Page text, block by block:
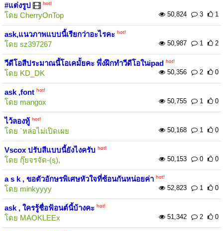
#แต่งรูป
hot!
โดย CherryOnTop 50,824 3 1
ask,แนวภาพแบบนี้เรียกว่าอะไรคะ hot!
โดย sz397267 50,987 1 2
วีดีโอสีประมาณนี้โอเคมั้ยคะ พึ่งฝึกทำวีดีโอในipad hot!
โดย KD_DK 50,356 2 0
ask ,font hot!
โดย mangox 50,755 1 0
ไว้ลองทู้ hot!
โดย `หล่อไม่เปิดเผย 50,168 1 0
Vscox​ ปรับสีแบบนี้ยังไงครับ hot!
โดย กุ๊ยจรจัด-(sฺ), 50,153 0 0
a s k , ขอตัวอักษรพิเศษหัวใจที่ซ้อนกันหน่อยค่า hot!
โดย minkyyyy 52,823 1 0
ask , ใครรู้ชื่อฟ้อนต์นี้บ้างคะ hot!
โดย MAOKLEEx 51,342 2 0